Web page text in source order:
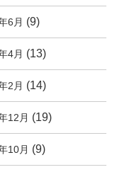
6月 (9)
4月 (13)
2月 (14)
12月 (19)
10月 (9)